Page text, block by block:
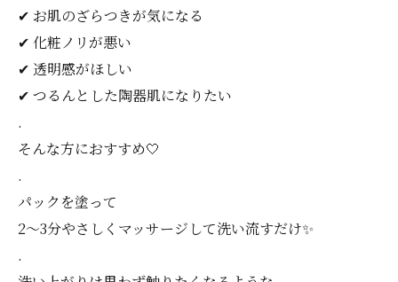
✔ お肌のざらつきが気になる
✔ 化粧ノリが悪い
✔ 透明感がほしい
✔ つるんとした陶器肌になりたい
.
そんな方におすすめ🤍
.
パックを塗って
2〜3分やさしくマッサージして洗い流すだけ✨
.